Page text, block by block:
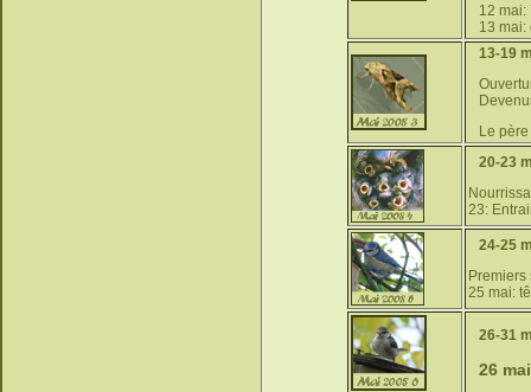
12 mai:
13 mai:
13-19
Le
20-23
23:
24-25
Premiers
25 mai:
26-31
26